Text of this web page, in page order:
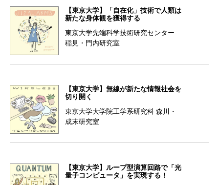
【東京大学】「自在化」技術で人類は
新たな身体観を獲得する
東京大学先端科学技術研究センター
稲見・門内研究室
【東京大学】無線が新たな情報社会を
切り開く
東京大学大学院工学系研究科 森川・
成末研究室
【東京大学】ループ型演算回路で「光
量子コンピュータ」を実現する！